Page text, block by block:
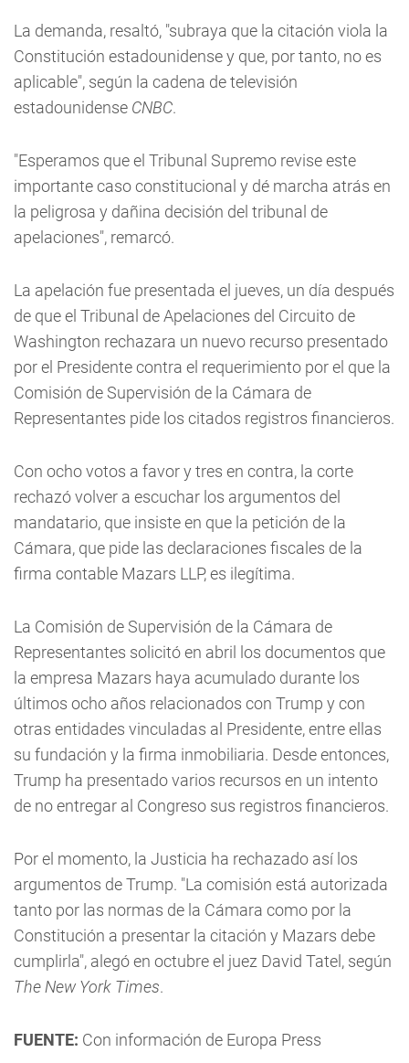
La demanda, resaltó, "subraya que la citación viola la
Constitución estadounidense y que, por tanto, no es
aplicable", según la cadena de televisión
estadounidense CNBC.
"Esperamos que el Tribunal Supremo revise este
importante caso constitucional y dé marcha atrás en
la peligrosa y dañina decisión del tribunal de
apelaciones", remarcó.
La apelación fue presentada el jueves, un día después
de que el Tribunal de Apelaciones del Circuito de
Washington rechazara un nuevo recurso presentado
por el Presidente contra el requerimiento por el que la
Comisión de Supervisión de la Cámara de
Representantes pide los citados registros financieros.
Con ocho votos a favor y tres en contra, la corte
rechazó volver a escuchar los argumentos del
mandatario, que insiste en que la petición de la
Cámara, que pide las declaraciones fiscales de la
firma contable Mazars LLP, es ilegítima.
La Comisión de Supervisión de la Cámara de
Representantes solicitó en abril los documentos que
la empresa Mazars haya acumulado durante los
últimos ocho años relacionados con Trump y con
otras entidades vinculadas al Presidente, entre ellas
su fundación y la firma inmobiliaria. Desde entonces,
Trump ha presentado varios recursos en un intento
de no entregar al Congreso sus registros financieros.
Por el momento, la Justicia ha rechazado así los
argumentos de Trump. "La comisión está autorizada
tanto por las normas de la Cámara como por la
Constitución a presentar la citación y Mazars debe
cumplirla", alegó en octubre el juez David Tatel, según
The New York Times.
FUENTE: Con información de Europa Press